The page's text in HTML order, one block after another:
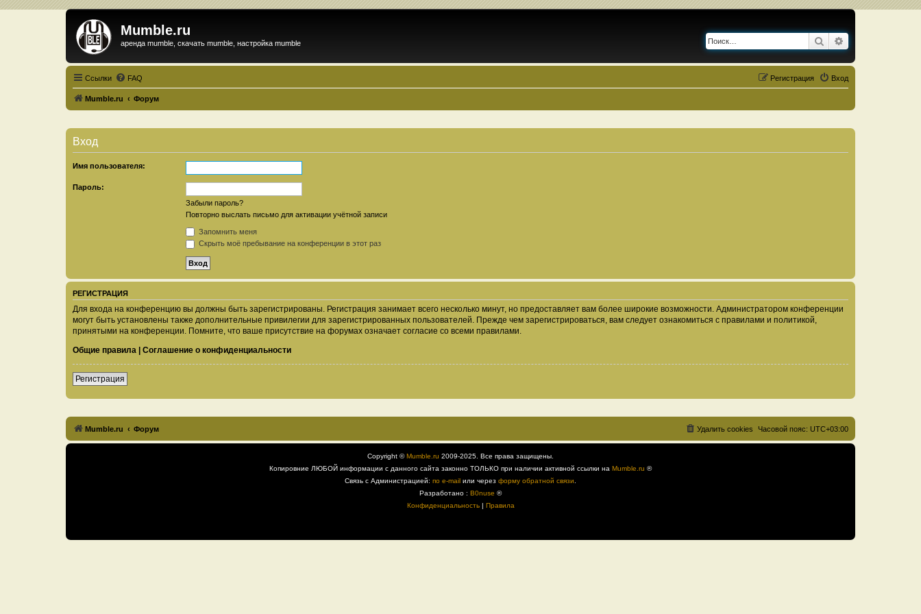
Mumble.ru
аренда mumble, скачать mumble, настройка mumble Поиск
Ссылки FAQ Вход
Регистрация
Mumble.ru Форум
Вход
Имя пользователя:
Пароль:
Забыли пароль?
Повторно выслать письмо для активации учётной записи
Запомнить меня
Скрыть моё пребывание на конференции в этот раз
РЕГИСТРАЦИЯ
Для входа на конференцию вы должны быть зарегистрированы. Регистрация занимает всего несколько минут, но предоставляет вам более широкие возможности. Администратором конференции
могут быть установлены также дополнительные привилегии для зарегистрированных пользователей. Прежде чем зарегистрироваться, вам следует ознакомиться с правилами и политикой,
принятыми на конференции. Помните, что ваше присутствие на форумах означает согласие со всеми правилами.
Общие правила
Соглашение о конфиденциальности
Регистрация
Mumble.ru Форум Часовой пояс: UTC+03:00
Удалить cookies
Copyright ©Mumble.ru 2009-2025. Все права защищены.
Копировние ЛЮБОЙ информации с данного сайта законно ТОЛЬКО при наличии активной ссылки на Mumble.ru ®
Связь с Администрацией: по e-mail или через форму обратной связи.
Разработано : B0nuse ®
Конфиденциальность| Правила